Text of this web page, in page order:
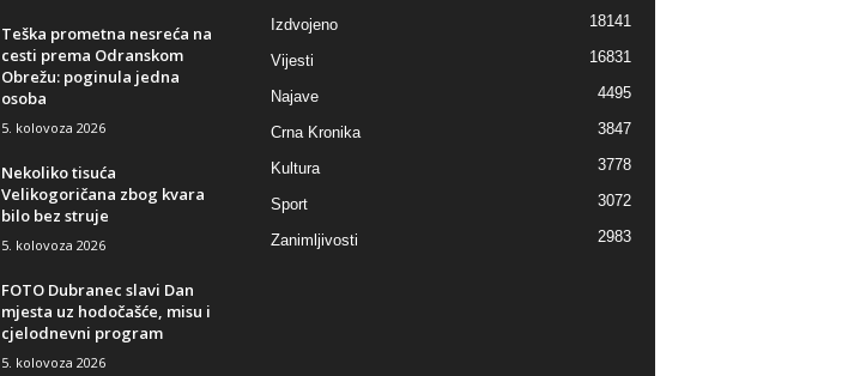
Teška prometna nesreća na
cesti prema Odranskom
Obrežu: poginula jedna
osoba
5. kolovoza 2026
Nekoliko tisuća
Velikogoričana zbog kvara
bilo bez struje
5. kolovoza 2026
FOTO Dubranec slavi Dan
mjesta uz hodočašće, misu i
cjelodnevni program
5. kolovoza 2026
Izdvojeno 18141
Vijesti 16831
Najave 4495
Crna Kronika 3847
Kultura 3778
Sport 3072
Zanimljivosti 2983